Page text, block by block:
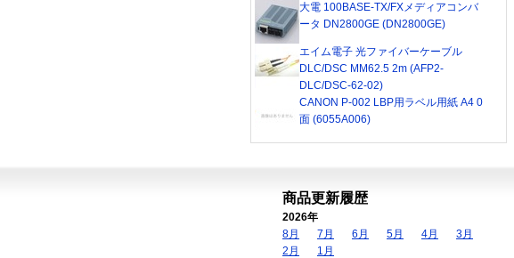
大電 100BASE-TX/FXメディアコンバ
ータ DN2800GE (DN2800GE)
エイム電子 光ファイバーケーブル
DLC/DSC MM62.5 2m (AFP2-
DLC/DSC-62-02)
CANON P-002 LBP用ラベル用紙 A4 0
面 (6055A006)
商品更新履歴
2026年
8月
7月 6月 5月 4月
3月
2月
1月